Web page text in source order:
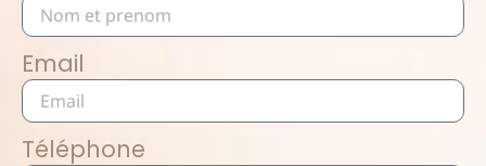
Email
Téléphone